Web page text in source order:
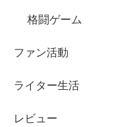
格闘ゲーム
ファン活動
ライター生活
レビュー